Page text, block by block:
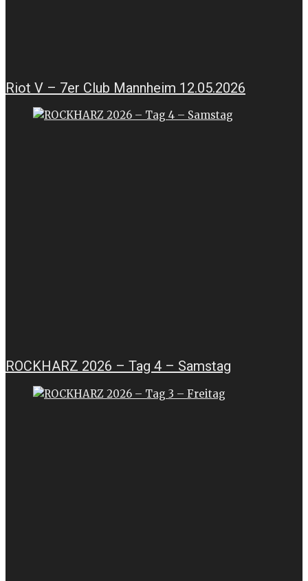
Riot V – 7er Club Mannheim 12.05.2026
ROCKHARZ 2026 – Tag 4 – Samstag